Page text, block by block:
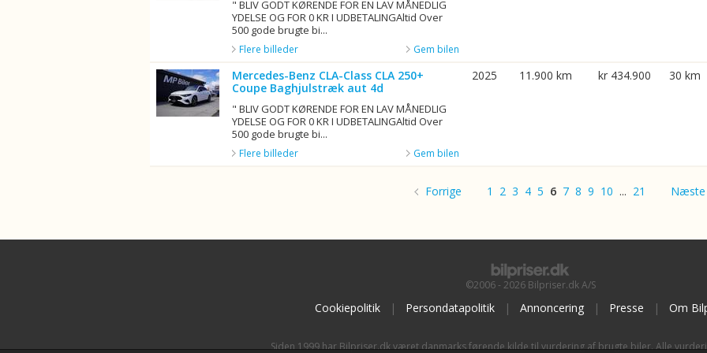
" BLIV GODT KØRENDE FOR EN LAV MÅNEDLIG
YDELSE OG FOR 0 KR I UDBETALINGAltid Over
500 gode brugte bi...
Gem bilen
Flere billeder
Mercedes-Benz CLA-Class CLA 250+
Coupe Baghjulstræk aut 4d
" BLIV GODT KØRENDE FOR EN LAV MÅNEDLIG
YDELSE OG FOR 0 KR I UDBETALINGAltid Over
500 gode brugte bi...
Gem bilen
Flere billeder
2025 11.900 km kr 434.900 30 km
Forrige 1 2 3 4 5 6 7 8 9 10 ... 21 Næste
©2006 - 2026 Bilpriser.dk A/S
Cookiepolitik | Persondatapolitik | Annoncering | Presse | Om
Siden 1999 har Bilpriser.dk været danmarks førende kilde til vurdering af brugte biler. Alle